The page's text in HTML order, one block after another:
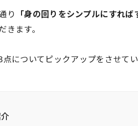
り 「身の回りをシンプルにすれ
ます。
についてピックアップをさせてい